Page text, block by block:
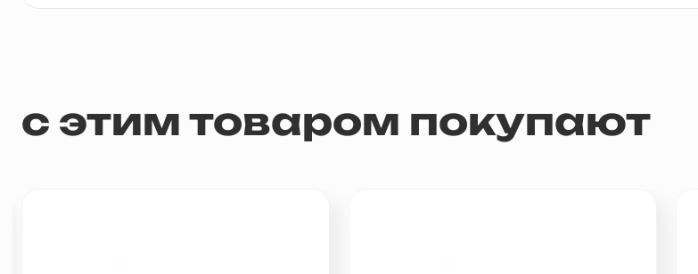
с этим товаром покупают